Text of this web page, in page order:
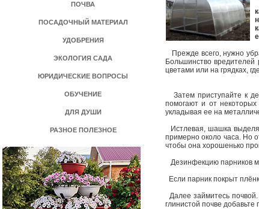
ПОЧВА
ПОСАДОЧНЫЙ МАТЕРИАЛ
УДОБРЕНИЯ
ЭКОЛОГИЯ САДА
ЮРИДИЧЕСКИЕ ВОПРОСЫ
ОБУЧЕНИЕ
ДЛЯ ДУШИ
РАЗНОЕ ПОЛЕЗНОЕ
Прежде всего, нужно
Большинство вредителей
цветами или на грядках,
Затем приступайте к
помогают и от
укладывая ее на
Истлевая, шашка
примерно около часа. Но
чтобы она хорошенько
Дезинфекцию парников
Если парник покрыт
Далее займитесь
глинистой почве добавьте